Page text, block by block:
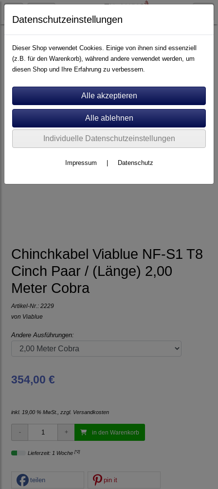
Kabel Cinch-Kabel
Chinchkabel Viablue NF-S1 T8
Cinch Paar / (Länge) 2,00
Meter Cobra
Artikel-Nr.: 2229
von Viablue
Andere Ausführungen:
354,00 €
inkl. 19,00 % MwSt., zzgl. Versandkosten
in den Warenkorb
Lieferzeit: 1 Woche [*2]
teilen pin it
Datenschutzeinstellungen
Dieser Shop verwendet Cookies. Einige von ihnen sind essenziell
(z.B. für den Warenkorb), während andere verwendet werden, um
diesen Shop und Ihre Erfahrung zu verbessern.
Individuelle Datenschutzeinstellungen
Impressum Datenschutz